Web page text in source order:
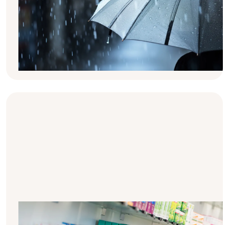
importante proteger el cuerpo y el nuevo
riñón de las infecciones lo mejor posible.
Veamos con más detalle por qué es así,
cómo puedes prevenir las infecciones y qué
papel desempeñan las vacunas periódicas.
Por eso los medicamentos son tan